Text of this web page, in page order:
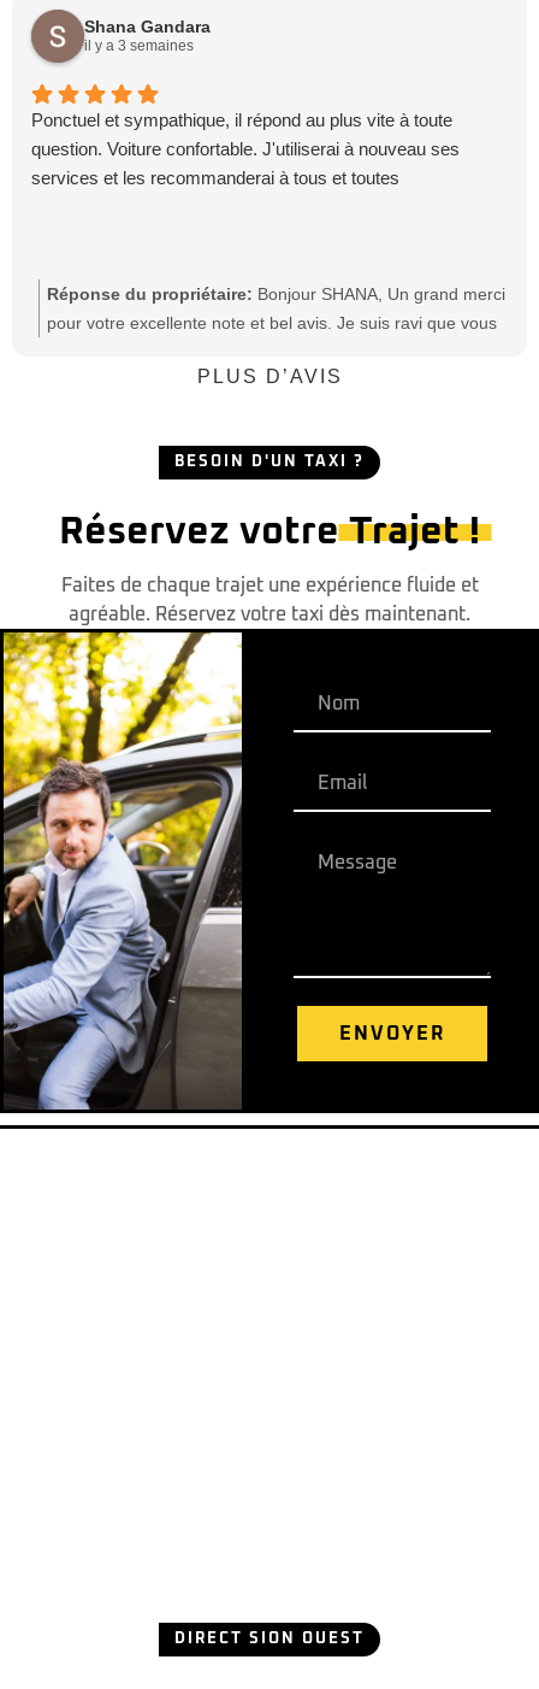
chaque jour d'offrir un service qui allie ponctualité, sécurité,
courtoisie et confort. Ce sera un réel plaisir de vous
déplacements. N'hésitez pas à recommander mon service
de TAXI à votre entourage, que ce soit vos amis ou
membres de votre famille. Merci pour votre confiance.
Cordialement, Nicolas, Taxi Direct'Sion Ouest
Shana Gandara
il y a 3 semaines
Ponctuel et sympathique, il répond au plus vite à toute
question. Voiture confortable. J'utiliserai à nouveau ses
services et les recommanderai à tous et toutes
Réponse du propriétaire: Bonjour SHANA, Un grand merci
pour votre excellente note et bel avis. Je suis ravi que vous
confort du véhicule. Savoir que vous ferez de nouveau
sincèrement pour votre confiance. Ce sera un véritable
prochains déplacements. Cordialement, Nicolas, Taxi
PLUS D’AVIS
BESOIN D'UN TAXI ?
Réservez votre Trajet !
Faites de chaque trajet une expérience fluide et
agréable. Réservez votre taxi dès maintenant.
ENVOYER
DIRECT SION OUEST